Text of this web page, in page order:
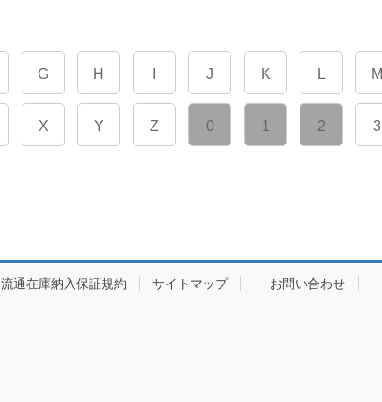
G H J K L M
X Y Z 0 1 2 3
流通在庫納入保証規約 サイトマップ お問い合わせ